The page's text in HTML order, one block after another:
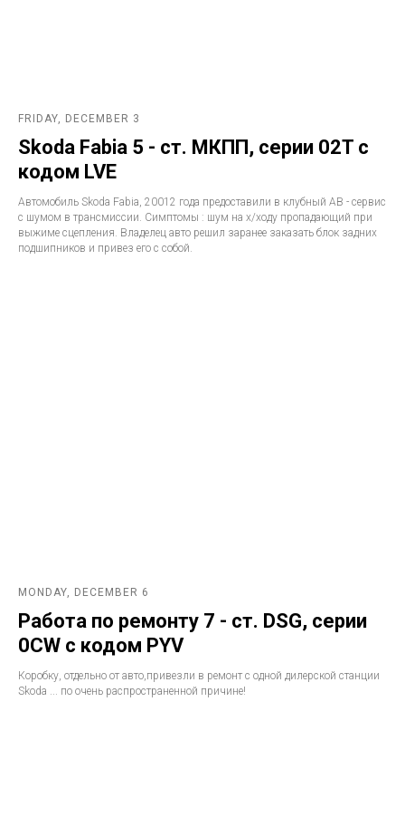
FRIDAY, DECEMBER 3
Skoda Fabia 5 - ст. МКПП, серии 02T с
кодом LVE
Автомобиль Skoda Fabia, 20012 года предоставили в клубный АВ - сервис
с шумом в трансмиссии. Симптомы : шум на х/ходу пропадающий при
выжиме сцепления. Владелец авто решил заранее заказать блок задних
подшипников и привез его с собой.
MONDAY, DECEMBER 6
Работа по ремонту 7 - ст. DSG, серии
0CW с кодом PYV
Коробку, отдельно от авто,привезли в ремонт с одной дилерской станции
Skoda ... по очень распространенной причине!